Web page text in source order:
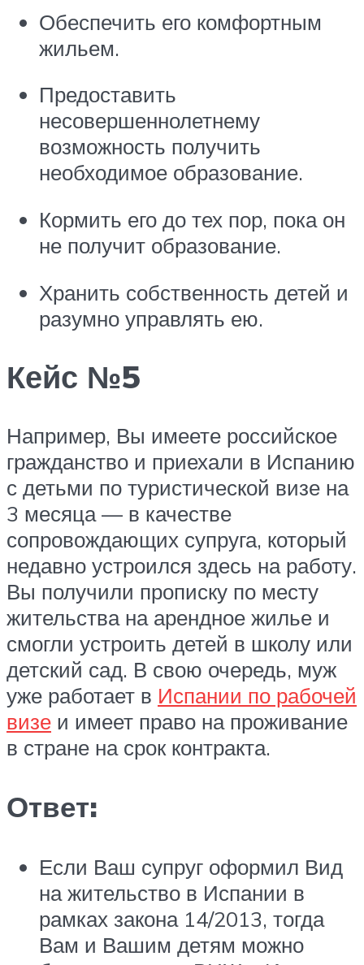
Обеспечить его комфортным
жильем.
Предоставить
несовершеннолетнему
возможность получить
необходимое образование.
Кормить его до тех пор, пока он
не получит образование.
Хранить собственность детей и
разумно управлять ею.
Кейс №5
Например, Вы имеете российское
гражданство и приехали в Испанию
с детьми по туристической визе на
3 месяца — в качестве
сопровождающих супруга, который
недавно устроился здесь на работу.
Вы получили прописку по месту
жительства на арендное жилье и
смогли устроить детей в школу или
детский сад. В свою очередь, муж
уже работает в Испании по рабочей
визе и имеет право на проживание
в стране на срок контракта.
Ответ:
Если Ваш супруг оформил Вид
на жительство в Испании в
рамках закона 14/2013, тогда
Вам и Вашим детям можно